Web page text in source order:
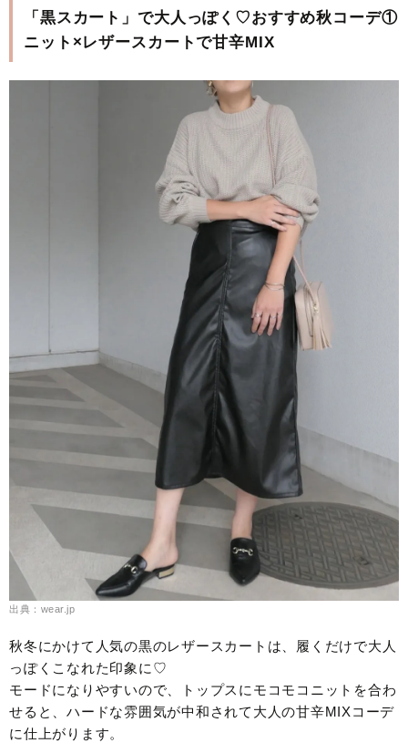
「黒スカート」で大人っぽく♡おすすめ秋コーデ①
ニット×レザースカートで甘辛MIX
出典：wear.jp
秋冬にかけて人気の黒のレザースカートは、履くだけで大人
っぽくこなれた印象に♡
モードになりやすいので、トップスにモコモコニットを合わ
せると、ハードな雰囲気が中和されて大人の甘辛MIXコーデ
に仕上がります。